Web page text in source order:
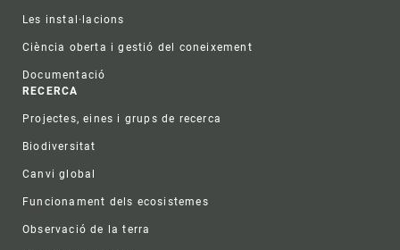
Les instal·lacions
Ciència oberta i gestió del coneixement
Documentació
RECERCA
Projectes, eines i grups de recerca
Biodiversitat
Canvi global
Funcionament dels ecosistemes
Observació de la terra